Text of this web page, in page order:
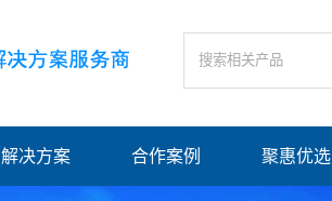
解决方案 合作案例 聚惠优选